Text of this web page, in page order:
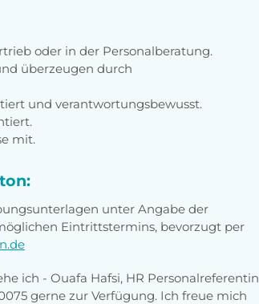
oder in der Personalberatung.
überzeugen durch
und verantwortungsbewusst.
mit.
unter Angabe der
Eintrittstermins, bevorzugt per
ich - Ouafa Hafsi, HR Personalreferentin
gerne zur Verfügung. Ich freue mich